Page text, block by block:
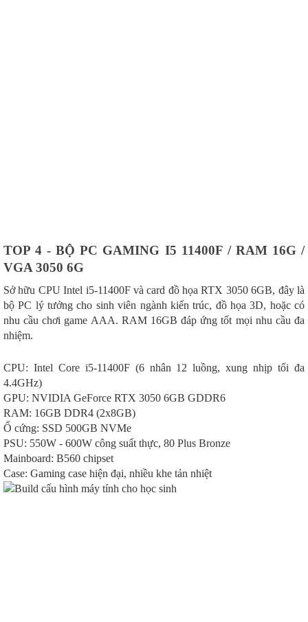
TOP 4 - BỘ PC GAMING I5 11400F / RAM 16G /
VGA 3050 6G
Sở hữu CPU Intel i5-11400F và card đồ họa RTX 3050 6GB, đây là
bộ PC lý tưởng cho sinh viên ngành kiến trúc, đồ họa 3D, hoặc có
nhu cầu chơi game AAA. RAM 16GB đáp ứng tốt mọi nhu cầu đa
nhiệm.
CPU: Intel Core i5-11400F (6 nhân 12 luồng, xung nhịp tối đa
4.4GHz)
GPU: NVIDIA GeForce RTX 3050 6GB GDDR6
RAM: 16GB DDR4 (2x8GB)
Ổ cứng: SSD 500GB NVMe
PSU: 550W - 600W công suất thực, 80 Plus Bronze
Mainboard: B560 chipset
Case: Gaming case hiện đại, nhiều khe tản nhiệt